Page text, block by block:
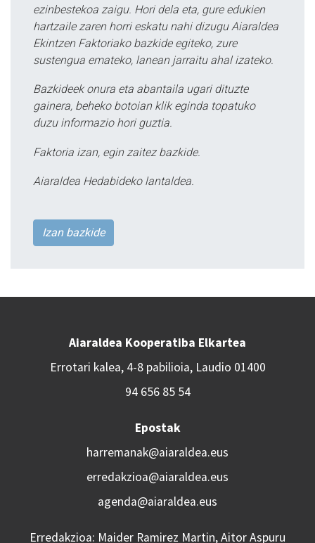
ezinbestekoa zaigu. Hori dela eta, gure edukien
hartzaile zaren horri eskatu nahi dizugu Aiaraldea
Ekintzen Faktoriako bazkide egiteko, zure
sustengua emateko, lanean jarraitu ahal izateko.
Bazkideek onura eta abantaila ugari dituzte
gainera, beheko botoian klik eginda topatuko
duzu informazio hori guztia.
Faktoria izan, egin zaitez bazkide.
Aiaraldea Hedabideko lantaldea.
Izan bazkide
Aiaraldea Kooperatiba Elkartea
Errotari kalea, 4-8 pabilioia, Laudio 01400
94 656 85 54
Epostak
harremanak@aiaraldea.eus
erredakzioa@aiaraldea.eus
agenda@aiaraldea.eus
Erredakzioa: Maider Ramirez Martin, Aitor Aspuru